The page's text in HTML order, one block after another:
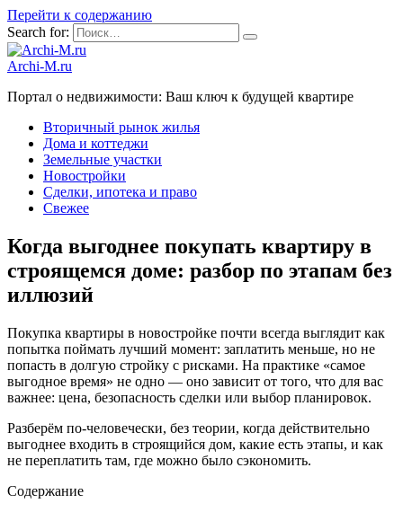
Перейти к содержанию
Search for:
Archi-M.ru
Портал о недвижимости: Ваш ключ к будущей квартире
Вторичный рынок жилья
Дома и коттеджи
Земельные участки
Новостройки
Сделки, ипотека и право
Свежее
Когда выгоднее покупать квартиру в
строящемся доме: разбор по этапам без
иллюзий
Покупка квартиры в новостройке почти всегда выглядит как
попытка поймать лучший момент: заплатить меньше, но не
попасть в долгую стройку с рисками. На практике «самое
выгодное время» не одно — оно зависит от того, что для вас
важнее: цена, безопасность сделки или выбор планировок.
Разберём по-человечески, без теории, когда действительно
выгоднее входить в строящийся дом, какие есть этапы, и как
не переплатить там, где можно было сэкономить.
Содержание